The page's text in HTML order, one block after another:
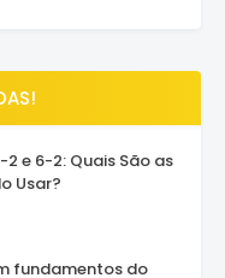
e 6-2: Quais São as
Usar?
fundamentos do